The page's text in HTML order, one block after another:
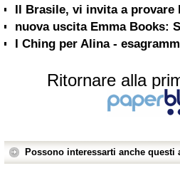
Il Brasile, vi invita a provare
nuova uscita Emma Books:
I Ching per Alina -
Ritornare alla
Possono interessarti anche questi